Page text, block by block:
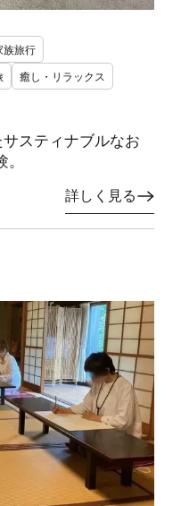
族旅行
癒し・リラックス
スティナブルなお
詳しく見る